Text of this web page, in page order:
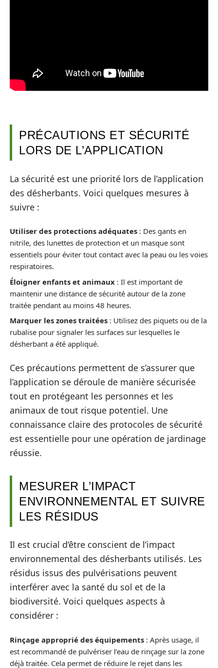
PRÉCAUTIONS ET SÉCURITÉ
LORS DE L’APPLICATION
La sécurité est une priorité lors de l’application
des désherbants. Voici quelques mesures à
suivre :
Utiliser des protections adéquates : Des gants en
nitrile, des lunettes de protection et un masque sont
essentiels pour éviter tout contact avec la peau ou les voies
respiratoires.
Éloigner enfants et animaux : Il est important de
maintenir une distance de sécurité autour de la zone
traitée pendant au moins 48 heures.
Marquer les zones traitées : Utilisez des piquets ou de la
rubalise pour signaler les surfaces sur lesquelles le
désherbant a été appliqué.
Ces précautions permettent de s’assurer que
l’application se déroule de manière sécurisée
tout en protégeant les personnes et les
animaux de tout risque potentiel. Une
connaissance claire des protocoles de sécurité
est essentielle pour une opération de jardinage
réussie.
MESURER L’IMPACT
ENVIRONNEMENTAL ET SUIVRE
LES RÉSIDUS
Il est crucial d’être conscient de l’impact
environnemental des désherbants utilisés. Les
résidus issus des pulvérisations peuvent
interférer avec la santé du sol et de la
biodiversité. Voici quelques aspects à
considérer :
Rinçage approprié des équipements : Après usage, il
est recommandé de pulvériser l’eau de rinçage sur la zone
déjà traitée. Cela permet de réduire le rejet dans les